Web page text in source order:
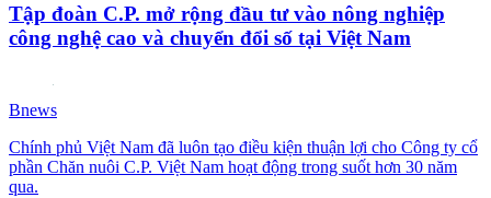
Tập đoàn C.P. mở rộng đầu tư vào nông nghiệp
công nghệ cao và chuyển đổi số tại Việt Nam
Bnews
Chính phủ Việt Nam đã luôn tạo điều kiện thuận lợi cho Công ty cổ
phần Chăn nuôi C.P. Việt Nam hoạt động trong suốt hơn 30 năm
qua.